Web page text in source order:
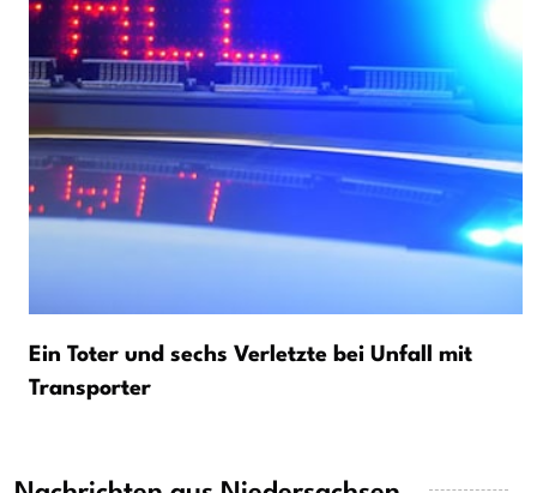
Ein Toter und sechs Verletzte bei Unfall mit
Transporter